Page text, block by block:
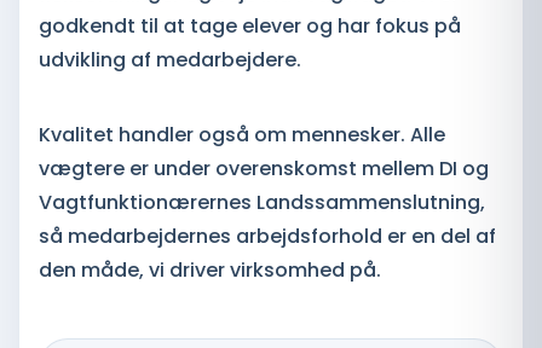
godkendt til at tage elever og har fokus på
udvikling af medarbejdere.
Kvalitet handler også om mennesker. Alle
vægtere er under overenskomst mellem DI og
Vagtfunktionærernes Landssammenslutning,
så medarbejdernes arbejdsforhold er en del af
den måde, vi driver virksomhed på.